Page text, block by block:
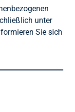
unter
Sie sich